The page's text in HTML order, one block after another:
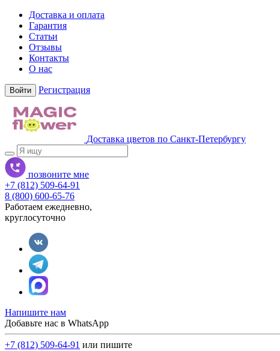
Доставка и оплата
Гарантия
Статьи
Отзывы
Контакты
О нас
Войти Регистрация
Доставка цветов по Санкт-Петербургу
позвоните мне
+7 (812) 509-64-91
8 (800) 600-65-76
Работаем ежедневно,
круглосуточно
Напишите нам
Добавьте нас в WhatsApp
+7 (812) 509-64-91 или пишите